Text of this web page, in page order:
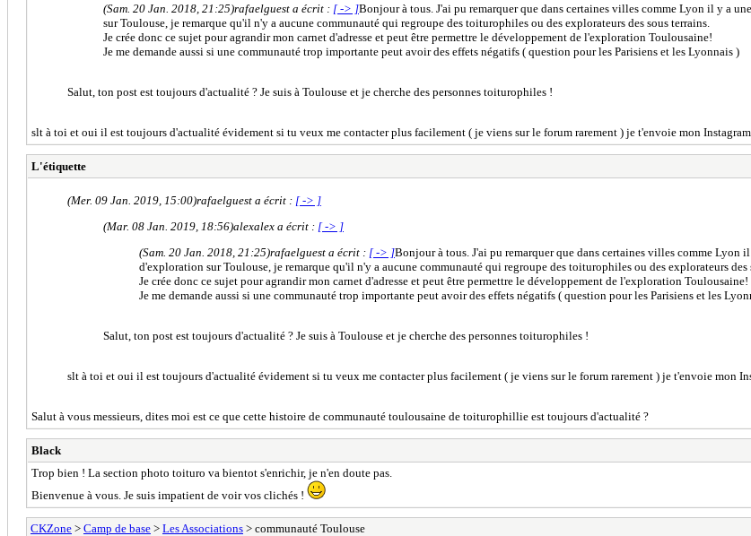
(Sam. 20 Jan. 2018, 21:25)rafaelguest a écrit : [ -> ]Bonjour à tous. J'ai pu remarquer que dans certaines villes comme Lyon il y a
sur Toulouse, je remarque qu'il n'y a aucune communauté qui regroupe des toiturophiles ou des explorateurs des sous terrains.
Je crée donc ce sujet pour agrandir mon carnet d'adresse et peut être permettre le développement de l'exploration Toulousaine!
Je me demande aussi si une communauté trop importante peut avoir des effets négatifs ( question pour les Parisiens et les Lyonnais )
Salut, ton post est toujours d'actualité ? Je suis à Toulouse et je cherche des personnes toiturophiles !
slt à toi et oui il est toujours d'actualité évidement si tu veux me contacter plus facilement ( je viens sur le forum rarement ) je t'envoie mon Instagram
L'étiquette
(Mer. 09 Jan. 2019, 15:00)rafaelguest a écrit : [ -> ]
(Mar. 08 Jan. 2019, 18:56)alexalex a écrit : [ -> ]
(Sam. 20 Jan. 2018, 21:25)rafaelguest a écrit : [ -> ]Bonjour à tous. J'ai pu remarquer que dans certaines villes comme Lyon
d'exploration sur Toulouse, je remarque qu'il n'y a aucune communauté qui regroupe des toiturophiles ou des explorateurs des
Je crée donc ce sujet pour agrandir mon carnet d'adresse et peut être permettre le développement de l'exploration Toulousaine!
Je me demande aussi si une communauté trop importante peut avoir des effets négatifs ( question pour les Parisiens et les
Salut, ton post est toujours d'actualité ? Je suis à Toulouse et je cherche des personnes toiturophiles !
slt à toi et oui il est toujours d'actualité évidement si tu veux me contacter plus facilement ( je viens sur le forum rarement ) je t'envoie mon
Salut à vous messieurs, dites moi est ce que cette histoire de communauté toulousaine de toiturophillie est toujours d'actualité ?
Black
Trop bien ! La section photo toituro va bientot s'enrichir, je n'en doute pas.
Bienvenue à vous. Je suis impatient de voir vos clichés !
CKZone > Camp de base > Les Associations > communauté Toulouse